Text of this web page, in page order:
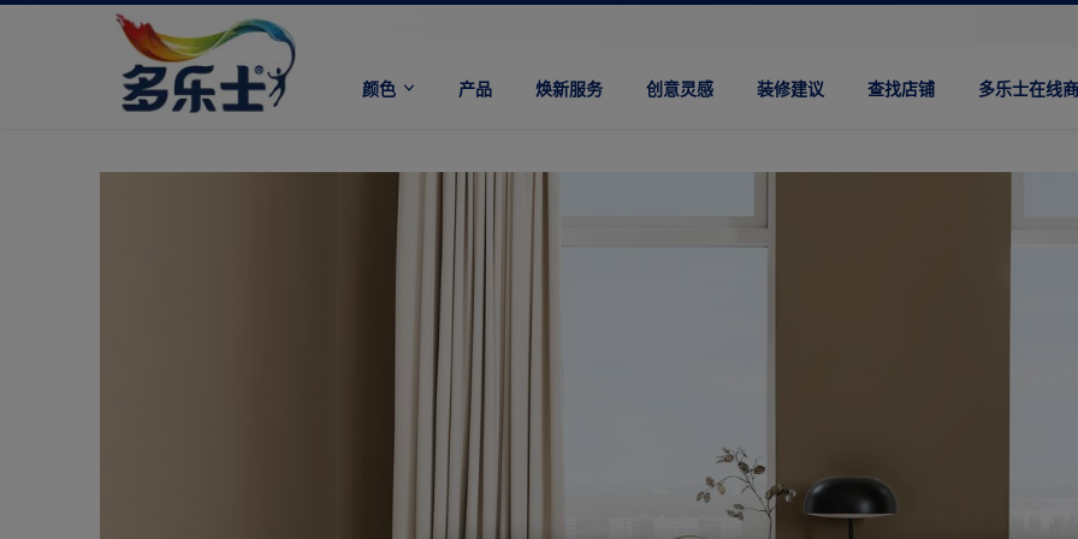
颜色 产品 焕新服务 创意灵感 装修建议 查找店铺 多乐士在线